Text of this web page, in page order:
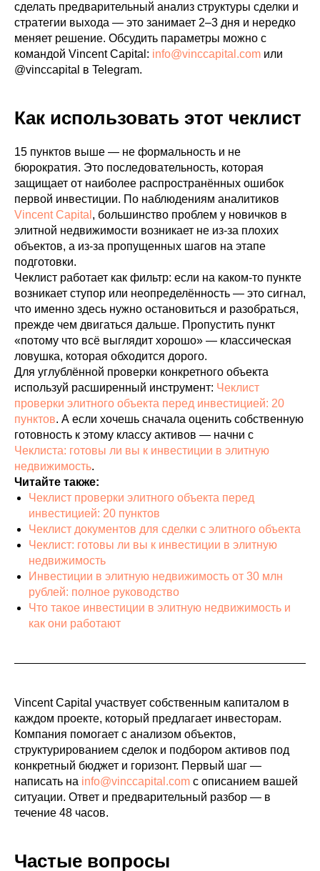
сделать предварительный анализ структуры сделки и
стратегии выхода — это занимает 2–3 дня и нередко
меняет решение. Обсудить параметры можно с
командой Vincent Capital: info@vinccapital.com или
@vinccapital в Telegram.
Как использовать этот чеклист
15 пунктов выше — не формальность и не
бюрократия. Это последовательность, которая
защищает от наиболее распространённых ошибок
первой инвестиции. По наблюдениям аналитиков
Vincent Capital , большинство проблем у новичков в
элитной недвижимости возникает не из-за плохих
объектов, а из-за пропущенных шагов на этапе
подготовки.
Чеклист работает как фильтр: если на каком-то пункте
возникает ступор или неопределённость — это сигнал,
что именно здесь нужно остановиться и разобраться,
прежде чем двигаться дальше. Пропустить пункт
«потому что всё выглядит хорошо» — классическая
ловушка, которая обходится дорого.
Для углублённой проверки конкретного объекта
используй расширенный инструмент: Чеклист
проверки элитного объекта перед инвестицией: 20
пунктов. А если хочешь сначала оценить собственную
готовность к этому классу активов — начни с
Чеклиста: готовы ли вы к инвестиции в элитную
недвижимость.
Читайте также:
Чеклист проверки элитного объекта перед
инвестицией: 20 пунктов
Чеклист документов для сделки с элитного объекта
Чеклист: готовы ли вы к инвестиции в элитную
недвижимость
Инвестиции в элитную недвижимость от 30 млн
рублей: полное руководство
Что такое инвестиции в элитную недвижимость и
как они работают
Vincent Capital участвует собственным капиталом в
каждом проекте, который предлагает инвесторам.
Компания помогает с анализом объектов,
структурированием сделок и подбором активов под
конкретный бюджет и горизонт. Первый шаг —
написать на info@vinccapital.com с описанием вашей
ситуации. Ответ и предварительный разбор — в
течение 48 часов.
Частые вопросы